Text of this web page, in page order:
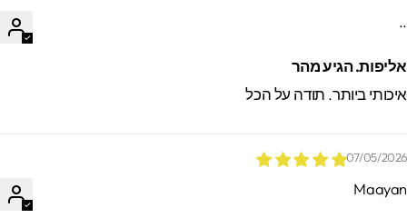
הגיע מהר
ביותר. תודה על הכל
07/05/